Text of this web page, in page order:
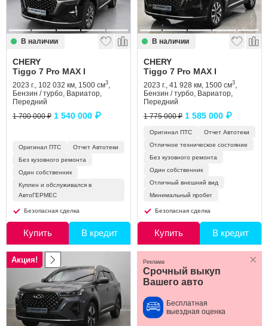
Личный кабинет
В наличии
CHERY
Tiggo 7 Pro MAX I
2023 г., 102 032 км, 1500 см3,
Бензин / турбо, Вариатор,
Передний
1 700 000 ₽ 1 540 000 ₽
Оригинал ПТС
Отчет Автотеки
Без кузовного ремонта
Один собственник
Куплен и обслуживался в
АвтоГЕРМЕС
Безопасная сделка
Купить В кредит
В наличии
CHERY
Tiggo 7 Pro MAX I
2023 г., 41 928 км, 1500 см3,
Бензин / турбо, Вариатор,
Передний
1 775 000 ₽ 1 585 000 ₽
Оригинал ПТС
Отчет Автотеки
Отличное техническое состояние
Без кузовного ремонта
Один собственник
Отличный внешний вид
Минимальный пробег
Безопасная сделка
Купить В кредит
Акция!
Срочный выкуп
Вашего авто
Бесплатная
выездная оценка
Реклама